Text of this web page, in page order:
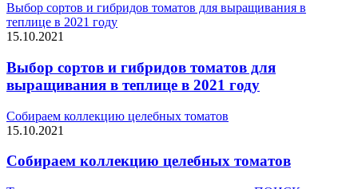
Выбор сортов и гибридов томатов для выращивания в
теплице в 2021 году
15.10.2021
Выбор сортов и гибридов томатов для
выращивания в теплице в 2021 году
Собираем коллекцию целебных томатов
15.10.2021
Собираем коллекцию целебных томатов